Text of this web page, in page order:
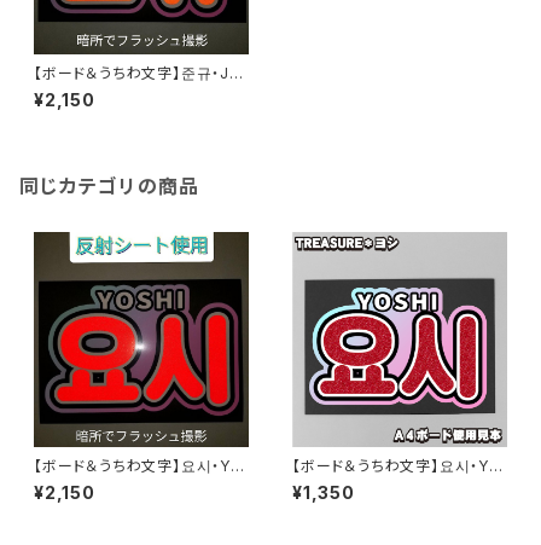
【ボード＆うちわ文字】준규・JU
NKYU④ジュンギュ(反射シート)
【TREASURE】
¥2,150
同じカテゴリの商品
【ボード＆うちわ文字】요시・YO
SHI④ヨシ（反射シート） 【TRE
ASURE】
¥2,150
【ボード＆うちわ文字】요시・YO
SHI③ヨシ 即納 【TREASURE】
¥1,350